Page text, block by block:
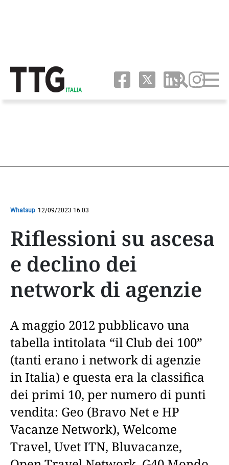
Whatsup 12/09/2023 16:03
Riflessioni su ascesa
e declino dei
network di agenzie
A maggio 2012 pubblicavo una
tabella intitolata “il Club dei 100”
(tanti erano i network di agenzie
in Italia) e questa era la classifica
dei primi 10, per numero di punti
vendita: Geo (Bravo Net e HP
Vacanze Network), Welcome
Travel, Uvet ITN, Bluvacanze,